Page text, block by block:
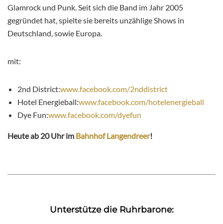
Glamrock und Punk. Seit sich die Band im Jahr 2005
gegründet hat, spielte sie bereits unzählige Shows in
Deutschland, sowie Europa.
mit:
2nd District:www.facebook.com/2nddistrict
Hotel Energieball:www.facebook.com/hotelenergieball
Dye Fun:www.facebook.com/dyefun
Heute ab 20 Uhr im Bahnhof Langendreer!
Unterstütze die Ruhrbarone: